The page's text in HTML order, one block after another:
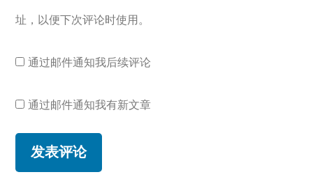
址，以便下次评论时使用。
通过邮件通知我后续评论
通过邮件通知我有新文章